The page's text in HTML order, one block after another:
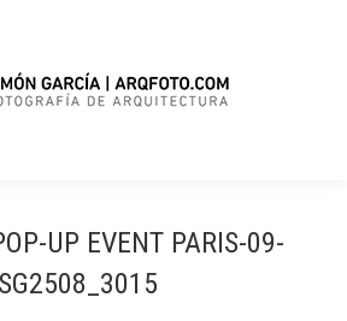
UP EVENT PARIS-09-
SG2508_3015